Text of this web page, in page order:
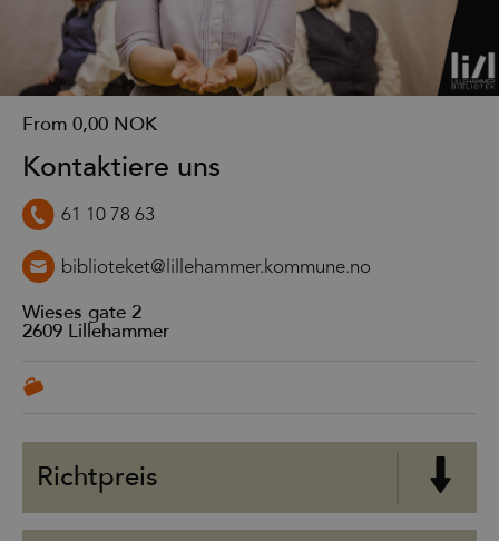
From 0,00 NOK
Kontaktiere uns
61 10 78 63
biblioteket@lillehammer.kommune.no
Wieses gate 2
2609 Lillehammer
Richtpreis